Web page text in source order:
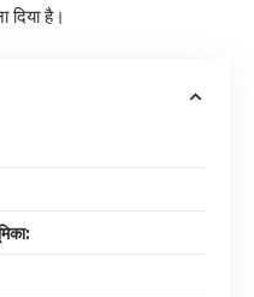
दिया है।